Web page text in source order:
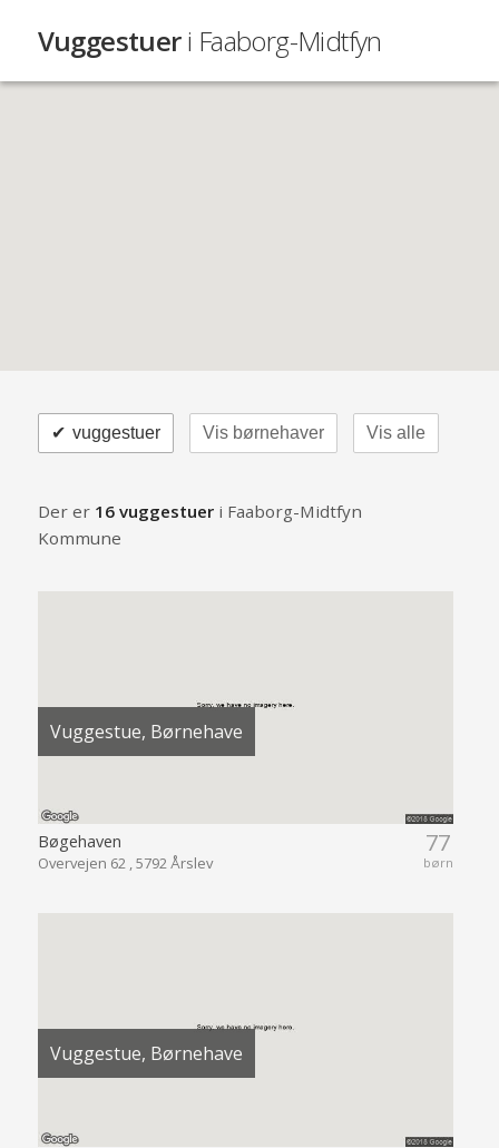
Vuggestueri Faaborg-Midtfyn
vuggestuer
✔ Vis børnehaver Vis alle
Der er 16 vuggestueri Faaborg-Midtfyn
Kommune
Vuggestue, Børnehave
77
børn
Bøgehaven
Overvejen 62 , 5792 Årslev
Vuggestue, Børnehave